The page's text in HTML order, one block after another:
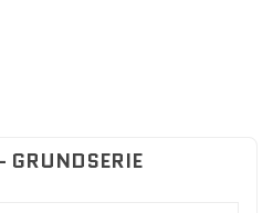
GRUNDSERIE